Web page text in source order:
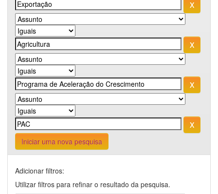
Iniciar uma nova pesquisa
Adicionar filtros:
Utilizar filtros para refinar o resultado da pesquisa.